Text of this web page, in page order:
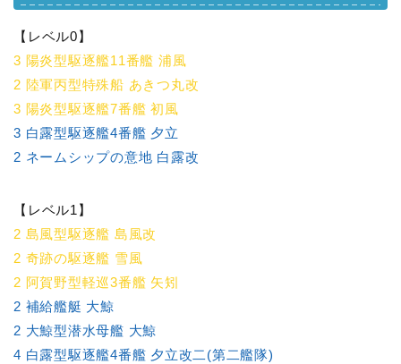
【レベル0】
3 陽炎型駆逐艦11番艦 浦風
2 陸軍丙型特殊船 あきつ丸改
3 陽炎型駆逐艦7番艦 初風
3 白露型駆逐艦4番艦 夕立
2 ネームシップの意地 白露改
【レベル1】
2 島風型駆逐艦 島風改
2 奇跡の駆逐艦 雪風
2 阿賀野型軽巡3番艦 矢矧
2 補給艦艇 大鯨
2 大鯨型潜水母艦 大鯨
4 白露型駆逐艦4番艦 夕立改二(第二艦隊)